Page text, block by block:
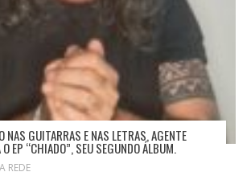
NAS GUITARRAS E NAS LETRAS, AGENTE
O EP “CHIADO”, SEU SEGUNDO ÁLBUM.
REDE